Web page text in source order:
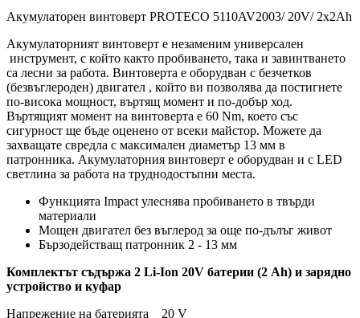
Акумулаторен винтоверт PROTECO 5110AV2003/ 20V/ 2х2Ah
Акумулаторният винтоверт е незаменим универсален
инструмент, с който както пробиването, така и завинтването
са лесни за работа. Винтоверта е оборудван с безчетков
(безвъглероден) двигател , който ви позволява да постигнете
по-висока мощност, въртящ момент и по-добър ход.
Въртящият момент на винтоверта е 60 Nm, което със
сигурност ще бъде оценено от всеки майстор. Можете да
захващате свредла с максимален диаметър 13 мм в
патронника. Акумулаторния винтоверт е оборудван и с LED
светлина за работа на труднодостъпни места.
Функцията Impact улеснява пробиването в твърди
материали
Мощен двигател без въглерод за още по-дълъг живот
Бързодействащ патронник 2 - 13 мм
Комплектът съдържа 2 Li-Ion 20V батерии (2 Ah) и зарядно
устройство и куфар
Напрежение на батерията 20 V